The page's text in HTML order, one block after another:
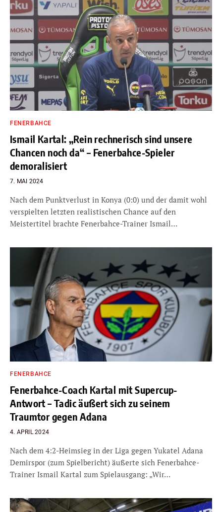
FENERBAHCE
Ismail Kartal: „Rein rechnerisch sind unsere
Chancen noch da“ – Fenerbahce-Spieler
demoralisiert
7. MAI 2024
Nach dem Punktverlust in Konya (0:0) und der damit wohl
verspielten letzten realistischen Chance auf den
Meistertitel brachte Fenerbahce-Trainer Ismail…
FENERBAHCE
Fenerbahce-Coach Kartal mit Supercup-
Antwort – Tadic äußert sich zu seinem
Traumtor gegen Adana
4. APRIL 2024
Nach dem 4:2-Heimsieg in der Liga gegen Yukatel Adana
Demirspor (zum Spielbericht) äußerte sich Fenerbahce-
Trainer Ismail Kartal zum Spielausgang: „Wir…